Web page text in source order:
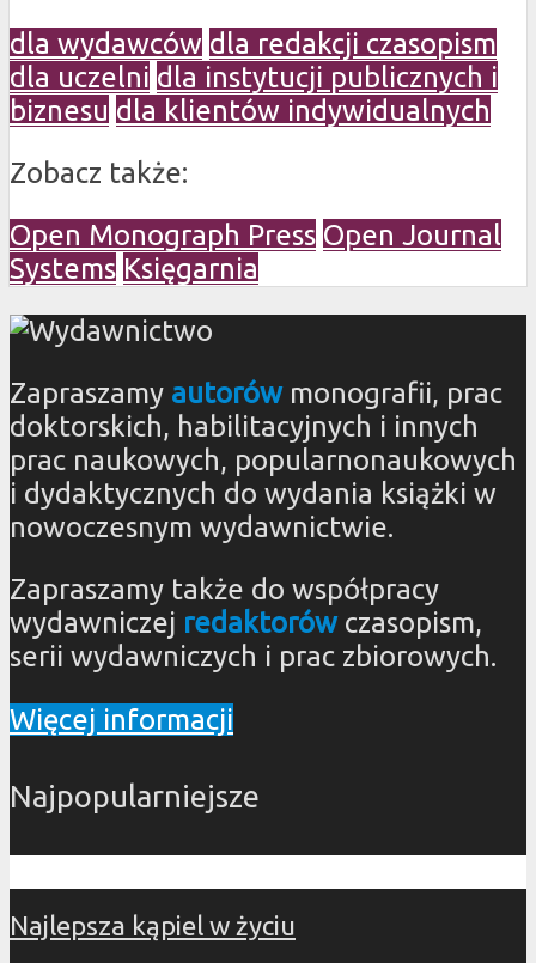
dla wydawców dla redakcji czasopism
dla uczelni dla instytucji publicznych i
biznesu dla klientów indywidualnych
Zobacz także:
Open Monograph Press Open Journal
Systems Księgarnia
Zapraszamy autorówmonografii, prac
doktorskich, habilitacyjnych i innych
prac naukowych, popularnonaukowych
i dydaktycznych do wydania książki w
nowoczesnym wydawnictwie.
Zapraszamy także do współpracy
wydawniczej redaktorówczasopism,
serii wydawniczych i prac zbiorowych.
Więcej informacji
Najpopularniejsze
Najlepsza kąpiel w życiu